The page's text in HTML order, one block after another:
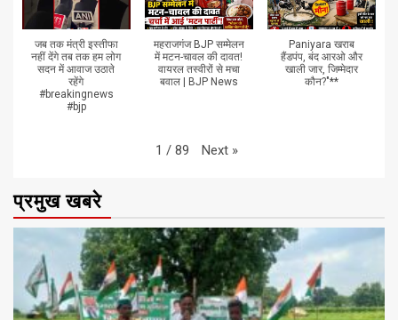
जब तक मंत्री इस्तीफा
नहीं देंगे तब तक हम लोग
सदन में आवाज उठाते
रहेंगे
#breakingnews
#bjp
महराजगंज BJP सम्मेलन
में मटन-चावल की दावत!
वायरल तस्वीरों से मचा
बवाल | BJP News
Paniyara खराब
हैंडपंप, बंद आरओ और
खाली जार, जिम्मेदार
कौन?"**
1 / 89 Next »
प्रमुख खबरे